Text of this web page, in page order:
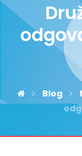
Blog